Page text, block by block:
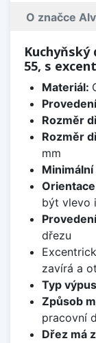
O značce
Kuchyňský
55, s
Materiál:
Rozměr
Rozměr
mm
být vlevo
dřezu
zavírá a
Typ
Způsob
pracovní
Dřez má